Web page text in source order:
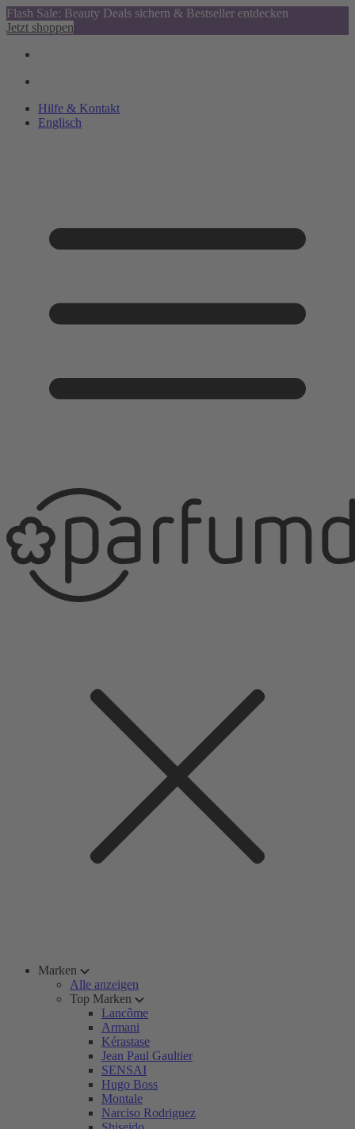
Flash Sale: Beauty Deals sichern & Bestseller entdecken
Jetzt shoppen
Hilfe & Kontakt
Englisch
Marken
Alle anzeigen
Top Marken
Lancôme
Armani
Kérastase
Jean Paul Gaultier
SENSAI
Hugo Boss
Montale
Narciso Rodriguez